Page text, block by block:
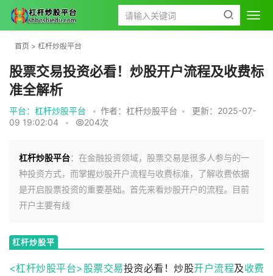
首页 > 杠杆炒股平台
股票交易投资必看！炒股开户流程及收费标
准全解析
平台：杠杆炒股平台 • 作者：杠杆炒股平台 •
更新：2025-07-
09 19:02:04
• 204次
杠杆炒股平台：在金融投资领域，股票交易是很多人参与的一
种投资方式，而掌握炒股开户流程与收费标准，了解收费依据
是开启股票投资的重要基础。首先来看炒股开户的流程。目前
开户主要有线
杠杆炒股平
<杠杆炒股平台> 股票交易投资必看！炒股开户流程及收费